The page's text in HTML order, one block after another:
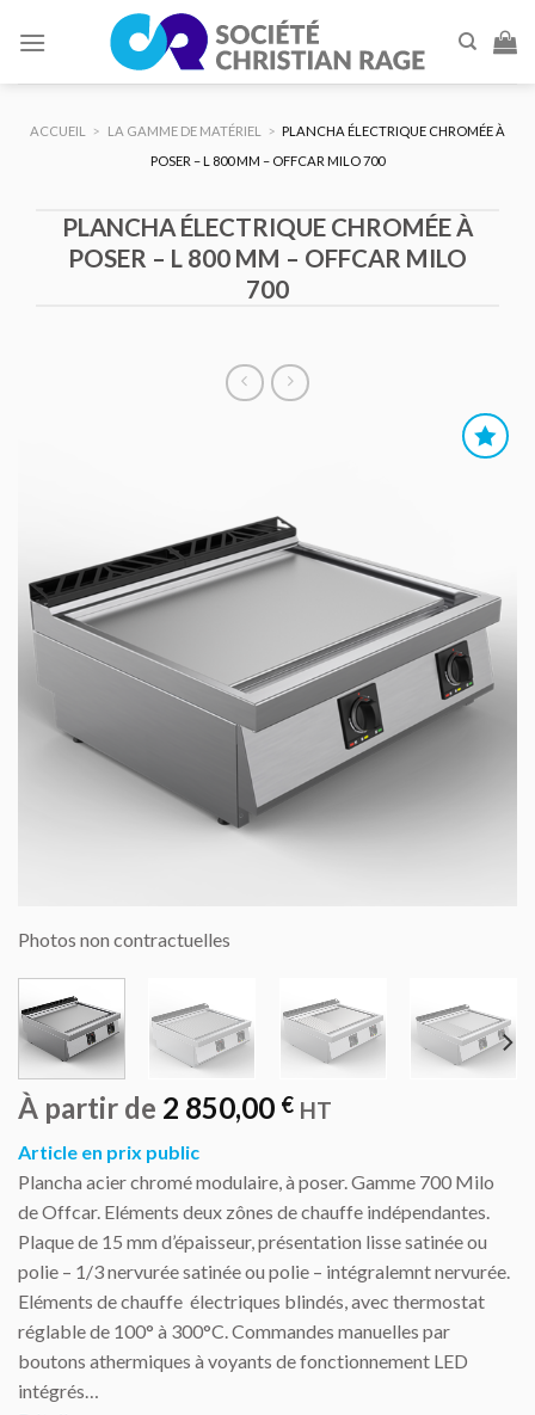
ACCUEIL > LA GAMME DE MATÉRIEL > PLANCHA ÉLECTRIQUE CHROMÉE À
POSER – L 800 MM – OFFCAR MILO 700
PLANCHA ÉLECTRIQUE CHROMÉE À
POSER – L 800 MM – OFFCAR MILO
700
Photos non contractuelles
À partir de 2 850,00 € HT
Article en prix public
Plancha acier chromé modulaire, à poser. Gamme 700 Milo
de Offcar. Eléments deux zônes de chauffe indépendantes.
Plaque de 15 mm d’épaisseur, présentation lisse satinée ou
polie – 1/3 nervurée satinée ou polie – intégralemnt nervurée.
Eléments de chauffe électriques blindés, avec thermostat
réglable de 100° à 300°C. Commandes manuelles par
boutons athermiques à voyants de fonctionnement LED
intégrés…